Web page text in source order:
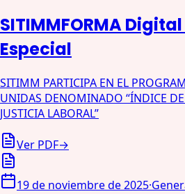
SITIMMFORMA
Especial
SITIMM PARTICIPA EN EL
UNIDAS DENOMINADO “ÍNDICE
JUSTICIA LABORAL”
Ver PDF→
19 de noviembre de 2025·